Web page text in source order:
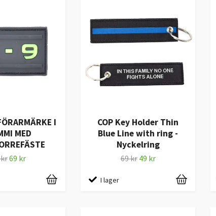
I
MED
69 kr
COP Key Holder Thin
Blue Line with ring -
Nyckelring
69 kr 49 kr
I lager